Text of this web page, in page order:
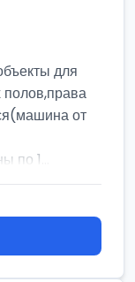
для
от
1...